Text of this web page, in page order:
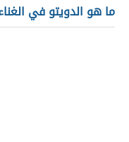
ما هو الدويتو في